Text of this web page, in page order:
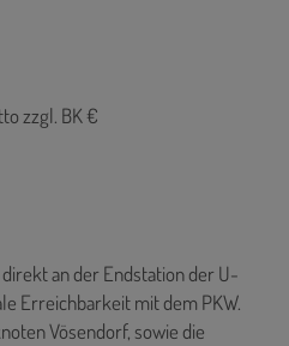
zzgl. BK €
an der Endstation der U-
Erreichbarkeit mit dem PKW.
Vösendorf, sowie die